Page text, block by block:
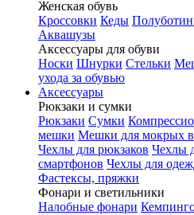
Женская обувь
Кроссовки Кеды
Аквашузы
Аксессуары для обуви
Носки Шнурки Стельки
ухода за обувью
Аксессуары
Рюкзаки и сумки
Рюкзаки Сумки
мешки Мешки для мокрых
Чехлы для рюкзаков Чехлы
смартфонов Чехлы для
Фастексы, пряжки
Фонари и светильники
Налобные фонари